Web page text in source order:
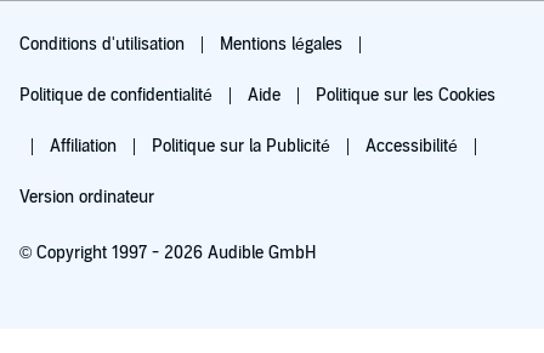
Conditions d'utilisation Mentions légales
Politique de confidentialité Aide Politique sur les Cookies
Affiliation Politique sur la Publicité Accessibilité
Version ordinateur
© Copyright 1997 - 2026 Audible GmbH